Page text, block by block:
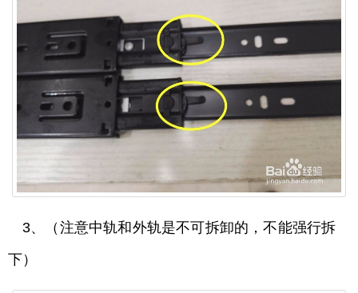
3、（注意中轨和外轨是不可拆卸的，不能强行拆
下）